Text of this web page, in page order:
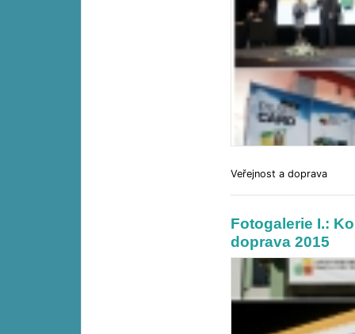
Veřejnost a doprava
Fotogalerie I.:
doprava 2015